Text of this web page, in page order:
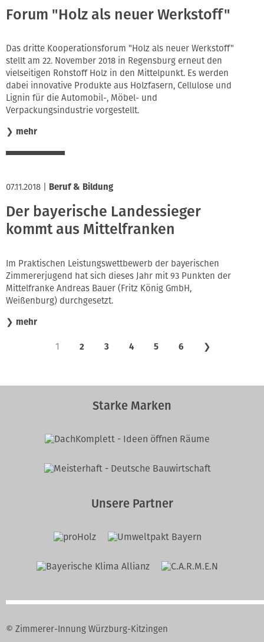
Forum "Holz als neuer Werkstoff"
Das dritte Kooperationsforum "Holz als neuer Werkstoff"
stellt am 22. November 2018 in Regensburg erneut den
vielseitigen Rohstoff Holz in den Mittelpunkt. Es werden
dabei innovative Produkte aus Holzfasern, Cellulose und
Lignin für die Automobil-, Möbel- und
Verpackungsindustrie vorgestellt.
❯ mehr
07.11.2018 Beruf & Bildung
Der bayerische Landessieger
kommt aus Mittelfranken
Im Praktischen Leistungswettbewerb der bayerischen
Zimmererjugend hat sich dieses Jahr mit 93 Punkten der
Mittelfranke Andreas Bauer (Fritz König GmbH,
Weißenburg) durchgesetzt.
❯ mehr
1 2 3 4 5 6 ❯
Starke Marken
Unsere Partner
© Zimmerer-Innung Würzburg-Kitzingen